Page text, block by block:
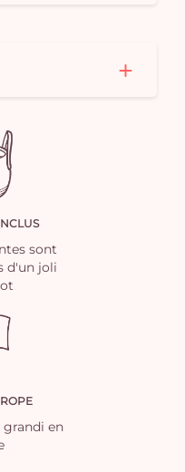
sont
d'un joli
grandi en